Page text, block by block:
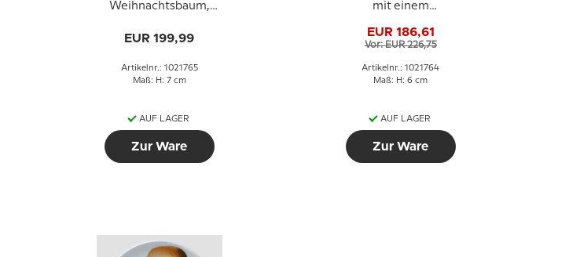
Weihnachtsbaum,
Figur Nr. 765
EUR 199,99
Artikelnr.: 1021765
Maß: H: 7 cm
AUF LAGER
Zur Ware
mit einem
Copenhagen
Weihnachtsfigur Nr.
764
EUR 186,61
Vor: EUR 226,75
Artikelnr.: 1021764
Maß: H: 6 cm
AUF LAGER
Zur Ware